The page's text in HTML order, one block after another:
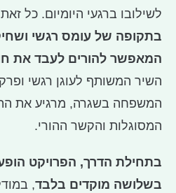
לשילובו ברגעי היומיום. כל
בתקופה של עומס רגשי
המאפשר להורים לעבד את
השיר המשותף לעוגן רגשי
המשפחה בשגרה, מרגיע את
המסוגלות והקשר ההורי.
בתחילת הדרך, הפרויקט
בשלושה מוקדים בלבד,